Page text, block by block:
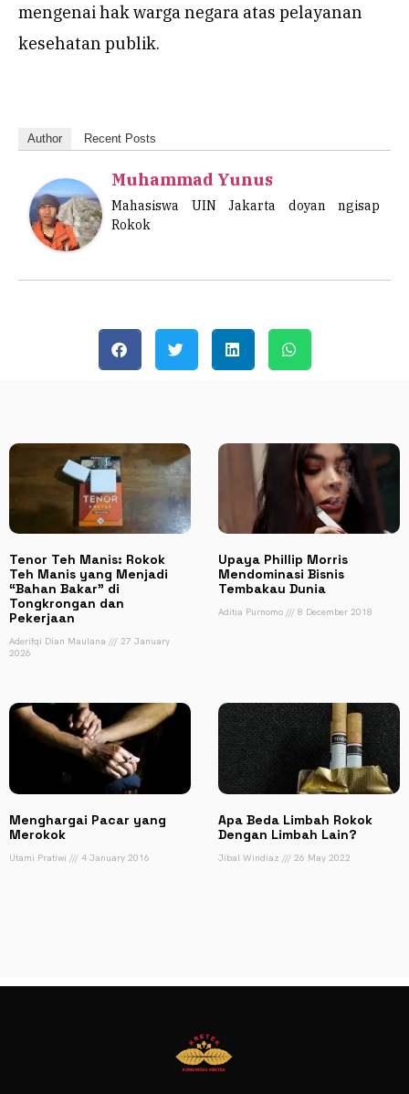
mengenai hak warga negara atas pelayanan
kesehatan publik.
Author Recent Posts
Muhammad Yunus
Mahasiswa UIN Jakarta doyan ngisap
Rokok
Tenor Teh Manis: Rokok
Teh Manis yang Menjadi
“Bahan Bakar” di
Tongkrongan dan
Pekerjaan
Aderifqi Dian Maulana
27 January
2026
Upaya Phillip Morris
Mendominasi Bisnis
Tembakau Dunia
Aditia Purnomo 8 December 2018
Menghargai Pacar yang
Merokok
Utami Pratiwi 4 January 2016
Apa Beda Limbah Rokok
Dengan Limbah Lain?
Jibal Windiaz 26 May 2022